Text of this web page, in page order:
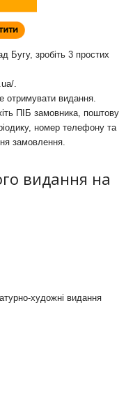
Бугу, зробіть 3 простих
.
отримувати видання.
ПІБ замовника, поштову
номер телефону та
замовлення.
видання на
художні видання